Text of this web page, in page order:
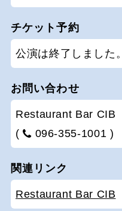
チケット予約
公演は終了しました。
お問い合わせ
Restaurant Bar CIB
(
096-355-1001 )
関連リンク
Restaurant Bar CIB